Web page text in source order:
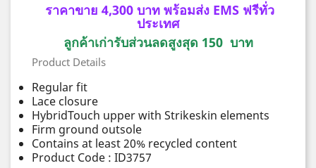
ราคาขาย 4,300 บาท พร้อมส่ง EMS ฟรีทั่ว
ประเทศ
ลูกค้าเก่ารับส่วนลดสูงสุด 150 บาท
Product Details
Regular fit
Lace closure
HybridTouch upper with Strikeskin elements
Firm ground outsole
Contains at least 20% recycled content
Product Code : ID3757